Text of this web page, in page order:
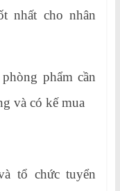
nhất cho nhân
phẩm cần
và có kế mua
tổ chức tuyển